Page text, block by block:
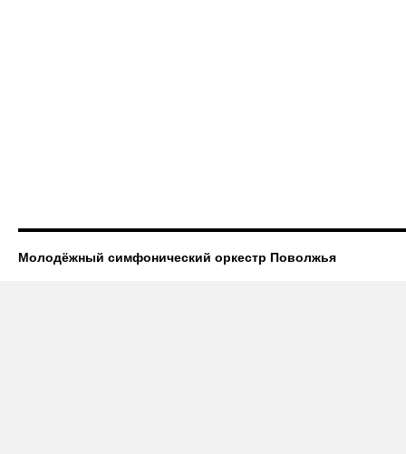
Молодёжный симфонический оркестр Поволжья